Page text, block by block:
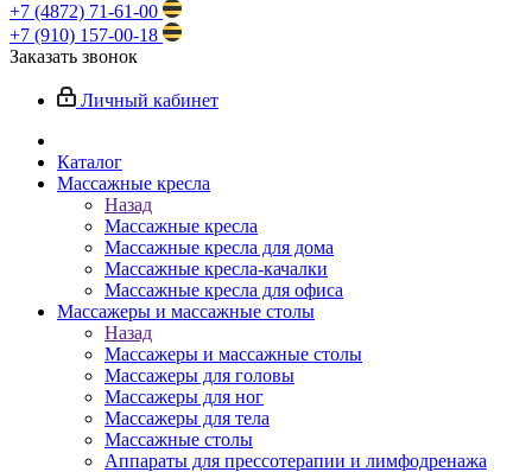
+7 (4872) 71-61-00
+7 (910) 157-00-18
Заказать звонок
Личный кабинет
Каталог
Массажные кресла
Назад
Массажные кресла
Массажные кресла для дома
Массажные кресла-качалки
Массажные кресла для офиса
Массажеры и массажные столы
Назад
Массажеры и массажные столы
Массажеры для головы
Массажеры для ног
Массажеры для тела
Массажные столы
Аппараты для прессотерапии и лимфодренажа